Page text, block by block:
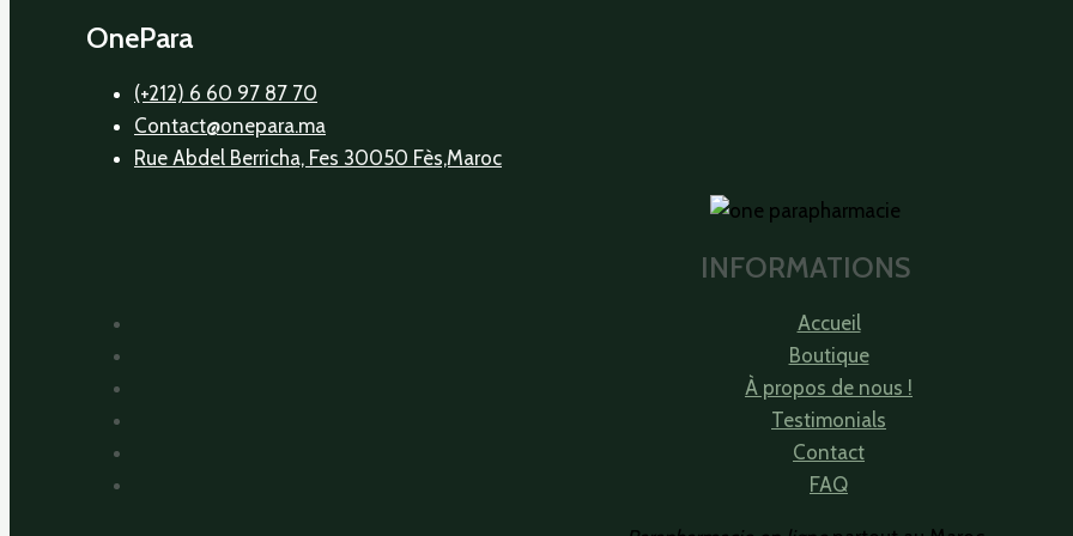
OnePara
(+212) 6 60 97 87 70
Contact@onepara.ma
Rue Abdel Berricha, Fes 30050 Fès,Maroc
INFORMATIONS
Accueil
Boutique
À propos de nous !
Testimonials
Contact
FAQ